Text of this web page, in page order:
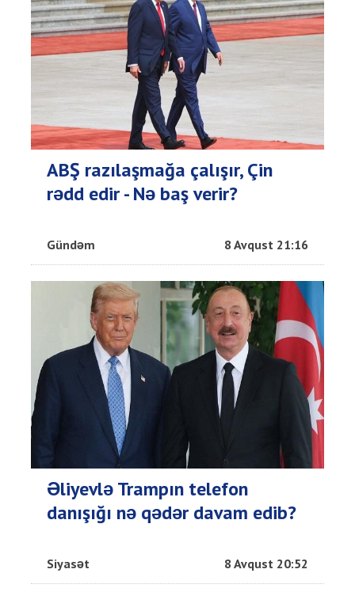
ABŞ razılaşmağa çalışır, Çin
rədd edir - Nə baş verir?
Gündəm 8 Avqust 21:16
Əliyevlə Trampın telefon
danışığı nə qədər davam edib?
Siyasət 8 Avqust 20:52